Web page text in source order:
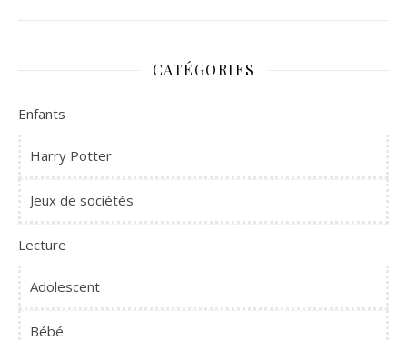
CATÉGORIES
Enfants
Harry Potter
Jeux de sociétés
Lecture
Adolescent
Bébé